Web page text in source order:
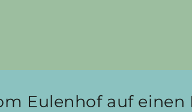
Eulenhof auf einen